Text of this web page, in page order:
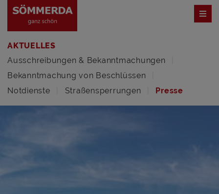
AKTUELLES
Ausschreibungen & Bekanntmachungen
Bekanntmachung von Beschlüssen
Notdienste
Straßensperrungen Presse